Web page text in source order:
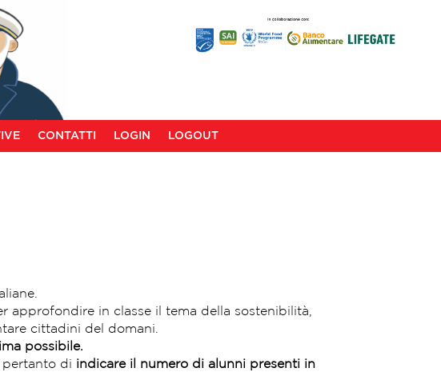
CONTATTI LOGIN LOGOUT
approfondire in classe il tema della sostenibilità,
cittadini del domani.
possibile.
pertanto di indicare il numero di alunni presenti in